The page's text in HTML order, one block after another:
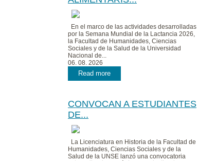
En el marco de las actividades desarrolladas
por la Semana Mundial de la Lactancia 2026,
la Facultad de Humanidades, Ciencias
Sociales y de la Salud de la Universidad
Nacional de...
06. 08. 2026
Read more
CONVOCAN A ESTUDIANTES
DE...
La Licenciatura en Historia de la Facultad de
Humanidades, Ciencias Sociales y de la
Salud de la UNSE lanzó una convocatoria